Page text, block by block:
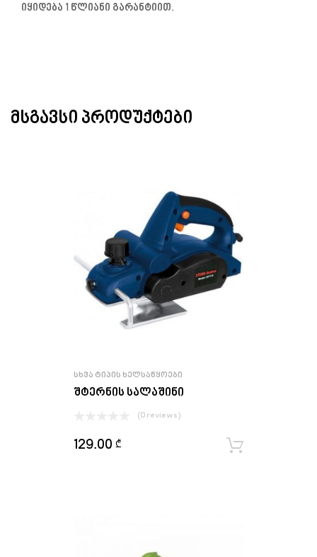
იყიდება 1 წლიანი გარანტიით.
ᲛᲡᲒᲐᲕᲡᲘ ᲞᲠᲝᲓᲣᲥᲢᲔᲑᲘ
ᲡᲮᲕᲐ ᲢᲘᲞᲘᲡ ᲮᲔᲚᲡᲐᲬᲧᲝᲔᲑᲘ
შტერნის სალაშინი
(0 reviews)
129.00 ₾